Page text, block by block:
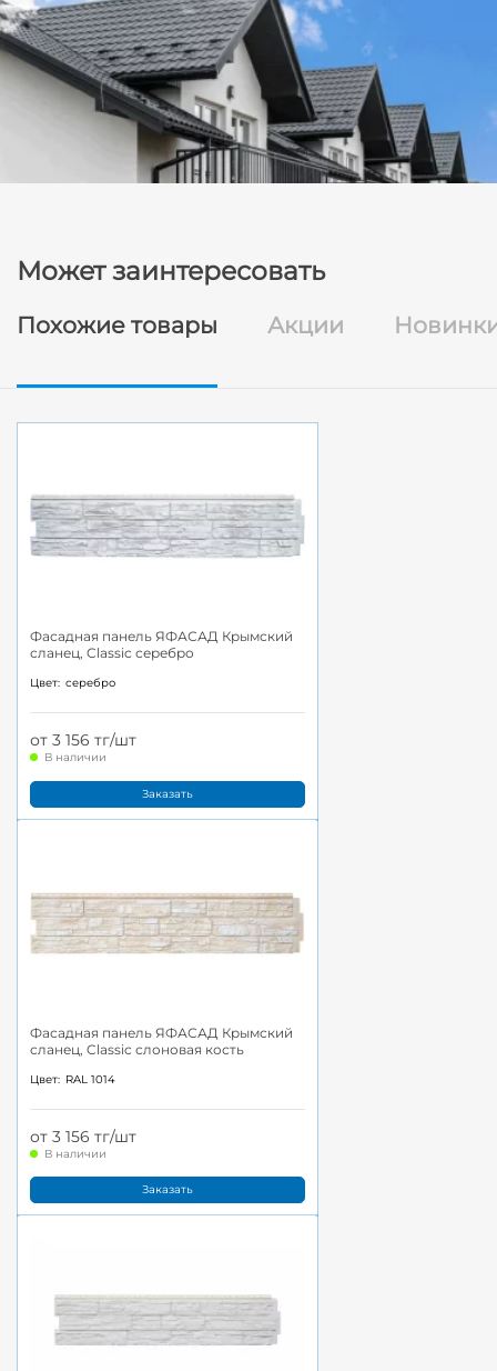
Может заинтересовать
Похожие товары Акции
Фасадная панель ЯФАСАД Крымский
сланец, Classic серебро
Цвет: серебро
от 3 156 тг/шт
В наличии
Заказать
Фасадная панель ЯФАСАД Крымский
сланец, Classic слоновая кость
Цвет: RAL 1014
от 3 156 тг/шт
В наличии
Заказать